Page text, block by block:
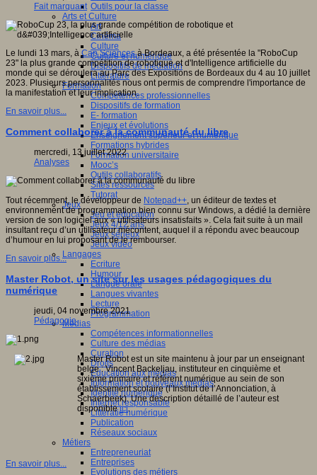
Outils pour la classe
Arts et Culture
Art
Cinéma
Culture
Culture et numérique
Dispositifs de médiation
Littérature
Formation
Compétences professionnelles
Dispositifs de formation
E- formation
Enjeux et évolutions
Enseignement supérieur et numérique
Formations hybrides
Formation universitaire
Mooc’s
Outils collaboratifs
Sites ressources
Tutorat
Jeux
Jeu et éducation
Jeux 4/12 ans
Jeux sérieux
Jeux vidéo
Langages
Ecriture
Humour
Langue orale
Langues vivantes
Lecture
Programmation
Médias
Compétences informationnelles
Culture des médias
Curation
Droits
Education aux médias
Information et nouveaux médias
Identité numérique
Internet responsable
Littératie numérique
Publication
Réseaux sociaux
Métiers
Entrepreneuriat
Entreprises
Evolutions des métiers
Fait marquant
Le lundi 13 mars, àCap Sciencesà Bordeaux, a été présentée la "RoboCup
23" la plus grande compétition de robotique et d'Intelligence artificielle du
monde qui se déroulera au Parc des Expositions de Bordeaux du 4 au 10 juillet
2023. Plusieurs personnalités nous ont permis de comprendre l'importance de
la manifestation et leur implication.
En savoir plus...
Comment collaborer à la communauté du libre
mercredi, 13 juillet 2022
Analyses
Tout récemment, le développeur de Notepad++, un éditeur de textes et
environnement de programmation bien connu sur Windows, a dédié la dernière
version de son logiciel aux « utilisateurs insatisfaits ». Cela fait suite à un mail
insultant reçu d’un utilisateur mécontent, auquel il a répondu avec beaucoup
d’humour en lui proposant de le rembourser.
En savoir plus...
Master Robot, un site sur les usages pédagogiques du
numérique
jeudi, 04 novembre 2021
Pédagogie
Master Robot est un site maintenu à jour par un enseignant
belge : Vincent Backeljau, instituteur en cinquième et
sixième primaire et référent numérique au sein de son
établissement scolaire (l’Institut de l’Annonciation, à
Schaerbeek). Une description détaillé de l’auteur est
disponibleici.
En savoir plus...